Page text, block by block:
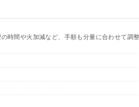
時間や火加減など、手順も分量に合わせて調整